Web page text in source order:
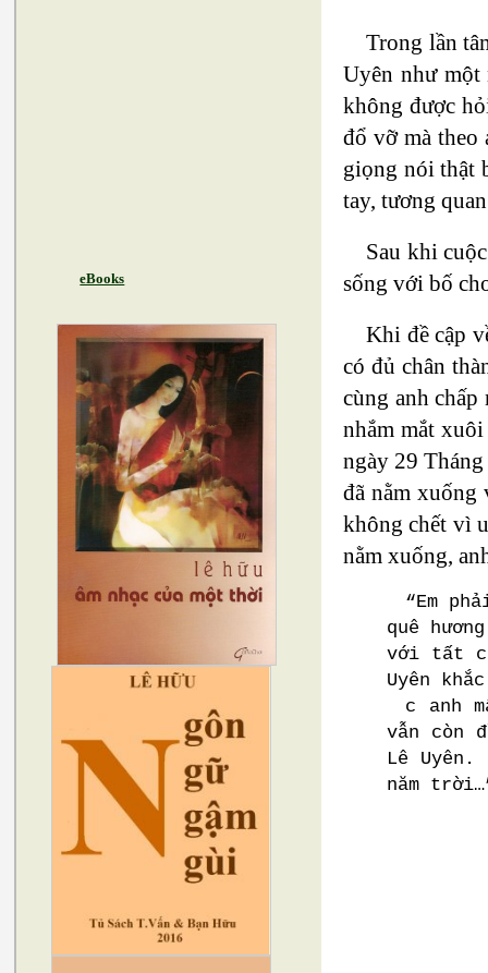
eBooks
Trong lần
Uyên như
không được
đổ vỡ mà theo
giọng nói thật
tay, tương
Sau khi
sống với bố
Khi đề cập
có đủ chân
cùng anh
nhắm mắt
ngày 29
đã nằm xuống
không chết vì
nằm xuống,
“Em
quê
với tất
Uyên
c anh
vẫn còn
Lê
năm